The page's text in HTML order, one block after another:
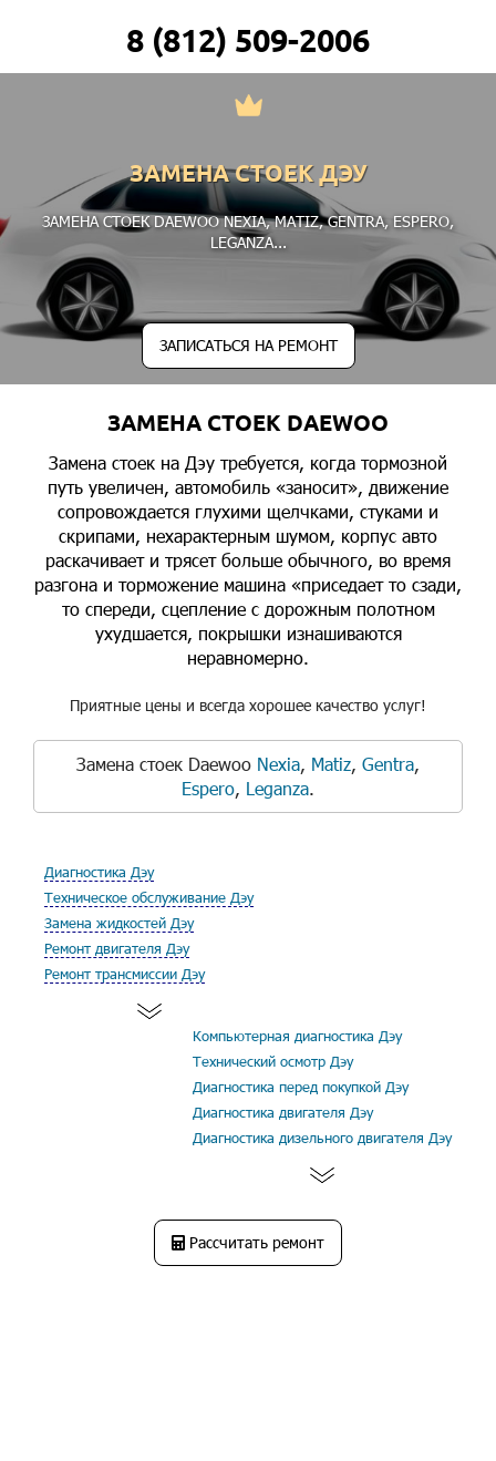
8 (812) 509-2006
ЗАМЕНА СТОЕК ДЭУ
ЗАМЕНА СТОЕК DAEWOONEXIA,MATIZ,GENTRA, ESPERO,
LEGANZA...
ЗАПИСАТЬСЯ НА РЕМОНТ
ЗАМЕНА СТОЕК DAEWOO
Замена стоек на Дэу требуется, когда тормозной
путь увеличен, автомобиль «заносит», движение
сопровождается глухими щелчками, стуками и
скрипами, нехарактерным шумом, корпус авто
раскачивает и трясет больше обычного, во время
разгона и торможение машина «приседает то сзади,
то спереди, сцепление с дорожным полотном
ухудшается, покрышки изнашиваются
неравномерно.
Приятные цены и всегда хорошее качество услуг!
Замена стоек Daewoo Nexia, Matiz, Gentra,
Espero, Leganza.
Диагностика Дэу
Техническое обслуживание Дэу
Замена жидкостей Дэу
Ремонт двигателя Дэу
Ремонт трансмиссии Дэу
Компьютерная диагностика Дэу
Технический осмотр Дэу
Диагностика перед покупкой Дэу
Диагностика двигателя Дэу
Диагностика дизельного двигателя Дэу
Рассчитать ремонт